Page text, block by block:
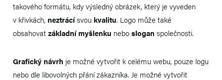
takového formátu, kdy výsledný obrázek, který je vyveden
v křivkách, neztrácísvou kvalitu. Logo může také
obsahovatzákladní myšlenku neboslogan společnosti.
Grafický návrh je možné vytvořit k celému webu, pouze logu
nebo dle libovolných přání zákazníka. Je možné vytvořit